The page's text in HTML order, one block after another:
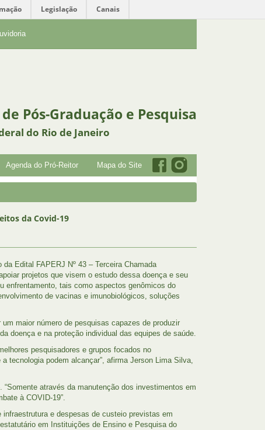
Legislação Canais
Pós-Graduação e Pesquisa
do Rio de Janeiro
Agenda do Pró-Reitor Mapa do Site
da Covid-19
Edital FAPERJ Nº 43 – Terceira Chamada
projetos que visem o estudo dessa doença e seu
enfrentamento, tais como aspectos genômicos do
de vacinas e imunobiológicos, soluções
maior número de pesquisas capazes de produzir
doença e na proteção individual das equipes de saúde.
pesquisadores e grupos focados no
tecnologia podem alcançar”, afirma Jerson Lima Silva,
através da manutenção dos investimentos em
à COVID-19”.
e despesas de custeio previstas em
em Instituições de Ensino e Pesquisa do